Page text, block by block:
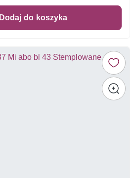
Dodaj do koszyka